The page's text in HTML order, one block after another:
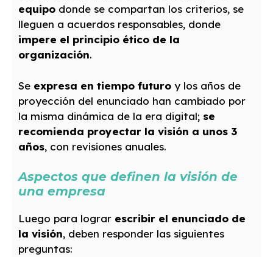
equipo donde se compartan los criterios, se
lleguen a acuerdos responsables, donde
impere el principio ético de la
organización.
Se expresa en tiempo futuro y los años de
proyección del enunciado han cambiado por
la misma dinámica de la era digital; se
recomienda proyectar la visión a unos 3
años, con revisiones anuales.
Aspectos que definen la visión de
una empresa
Luego para lograr escribir el enunciado de
la visión, deben responder las siguientes
preguntas: